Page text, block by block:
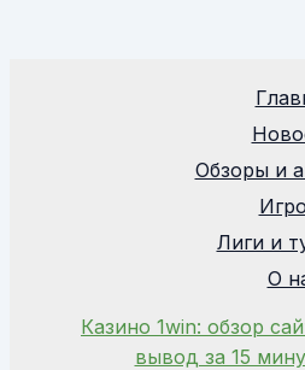
Обзоры и
Лиги и
О
Казино 1win: обзор
вывод за 15